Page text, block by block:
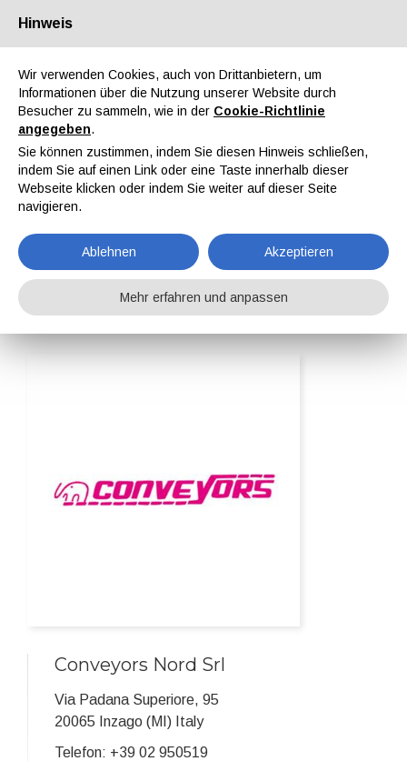
Über uns Partner Kontakt Reservierter Bereich
EN IT DE ES
Conveyors Nord Srl
Home ipcm®Pedia Conveyors Nord Srl
Conveyors Nord Srl
Via Padana Superiore, 95
20065 Inzago (MI) Italy
Telefon: +39 02 950519
Hinweis
Wir verwenden Cookies, auch von Drittanbietern, um
Informationen über die Nutzung unserer Website durch
Besucher zu sammeln, wie in der Cookie-Richtlinie
angegeben.
Sie können zustimmen, indem Sie diesen Hinweis schließen,
indem Sie auf einen Link oder eine Taste innerhalb dieser
Webseite klicken oder indem Sie weiter auf dieser Seite
navigieren.
Ablehnen Akzeptieren
Mehr erfahren und anpassen